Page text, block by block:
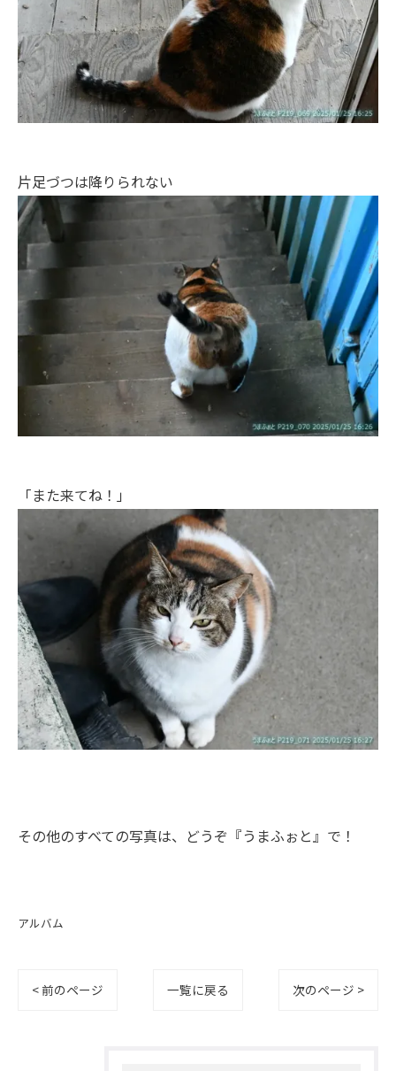
片足づつは降りられない
「また来てね！」
その他のすべての写真は、どうぞ 『うまふぉと』 で！
アルバム
< 前のページ 一覧に戻る 次のページ >